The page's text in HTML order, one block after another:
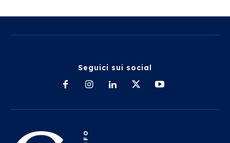
Seguici sui social